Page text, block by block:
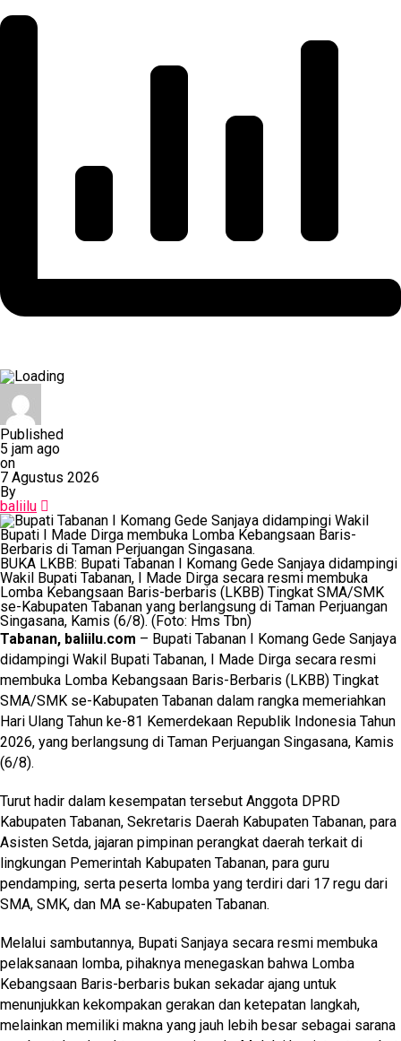
Published
5 jam ago
on
7 Agustus 2026
By
baliilu
BUKA LKBB: Bupati Tabanan I Komang Gede Sanjaya didampingi
Wakil Bupati Tabanan, I Made Dirga secara resmi membuka
Lomba Kebangsaan Baris-berbaris (LKBB) Tingkat SMA/SMK
se-Kabupaten Tabanan yang berlangsung di Taman Perjuangan
Singasana, Kamis (6/8). (Foto: Hms Tbn)
Tabanan, baliilu.com – Bupati Tabanan I Komang Gede Sanjaya
didampingi Wakil Bupati Tabanan, I Made Dirga secara resmi
membuka Lomba Kebangsaan Baris-Berbaris (LKBB) Tingkat
SMA/SMK se-Kabupaten Tabanan dalam rangka memeriahkan
Hari Ulang Tahun ke-81 Kemerdekaan Republik Indonesia Tahun
2026, yang berlangsung di Taman Perjuangan Singasana, Kamis
(6/8).
Turut hadir dalam kesempatan tersebut Anggota DPRD
Kabupaten Tabanan, Sekretaris Daerah Kabupaten Tabanan, para
Asisten Setda, jajaran pimpinan perangkat daerah terkait di
lingkungan Pemerintah Kabupaten Tabanan, para guru
pendamping, serta peserta lomba yang terdiri dari 17 regu dari
SMA, SMK, dan MA se-Kabupaten Tabanan.
Melalui sambutannya, Bupati Sanjaya secara resmi membuka
pelaksanaan lomba, pihaknya menegaskan bahwa Lomba
Kebangsaan Baris-berbaris bukan sekadar ajang untuk
menunjukkan kekompakan gerakan dan ketepatan langkah,
melainkan memiliki makna yang jauh lebih besar sebagai sarana